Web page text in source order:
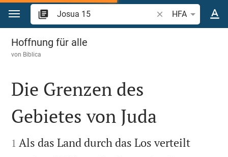
Zum Inhalt springen
Bibelstelle oder
HFA
Josua 15
Hoffnung für alle
von Biblica

Die Grenzen des
Gebietes von Juda

1 Als das Land durch das Los verteilt